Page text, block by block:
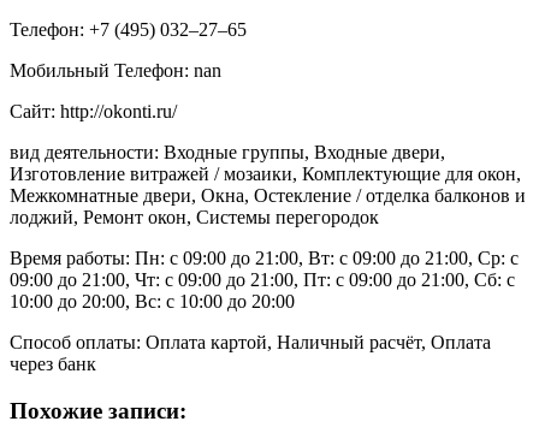
Телефон: +7 (495) 032‒27‒65
Мобильный Телефон: nan
Сайт: http://okonti.ru/
вид деятельности: Входные группы, Входные двери,
Изготовление витражей / мозаики, Комплектующие для окон,
Межкомнатные двери, Окна, Остекление / отделка балконов и
лоджий, Ремонт окон, Системы перегородок
Время работы: Пн: с 09:00 до 21:00, Вт: с 09:00 до 21:00, Ср: с
09:00 до 21:00, Чт: с 09:00 до 21:00, Пт: с 09:00 до 21:00, Сб: с
10:00 до 20:00, Вс: с 10:00 до 20:00
Способ оплаты: Оплата картой, Наличный расчёт, Оплата
через банк
Похожие записи: